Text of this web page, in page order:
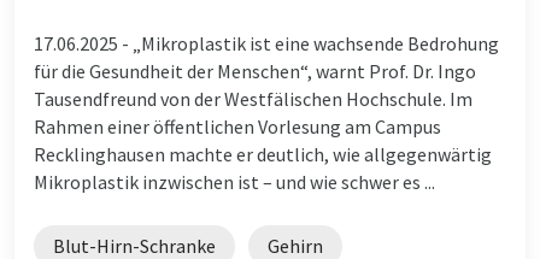
17.06.2025 - „Mikroplastik ist eine wachsende Bedrohung
für die Gesundheit der Menschen“, warnt Prof. Dr. Ingo
Tausendfreund von der Westfälischen Hochschule. Im
Rahmen einer öffentlichen Vorlesung am Campus
Recklinghausen machte er deutlich, wie allgegenwärtig
Mikroplastik inzwischen ist – und wie schwer es ...
Blut-Hirn-Schranke Gehirn